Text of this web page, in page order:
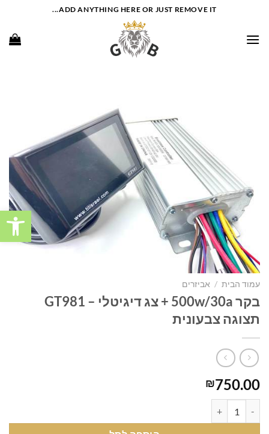
content
ADD ANYTHING HERE OR JUST REMOVE IT...
עמוד הבית / אביזרים
בקר 500w/30a + צג דיגיטלי – GT981
תצוגה צבעונית
₪750.00